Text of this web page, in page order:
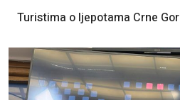
Turistima o ljepotama Crne